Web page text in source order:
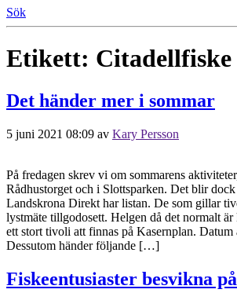
Sök
Etikett: Citadellfiske
Det händer mer i sommar
5 juni 2021 08:09 av Kary Persson
På fredagen skrev vi om sommarens
Rådhustorget och i Slottsparken. Det blir
Landskrona Direkt har listan. De som gillar
lystmäte tillgodosett. Helgen då det normalt
ett stort tivoli att finnas på Kasernplan.
Dessutom händer följande […]
Fiskeentusiaster besvikna